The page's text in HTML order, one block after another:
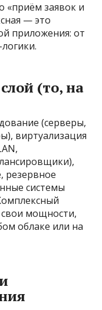
«приём заявок и
— это
приложения: от
(то, на
(серверы,
виртуализация
резервное
системы
свои мощности,
облаке или на